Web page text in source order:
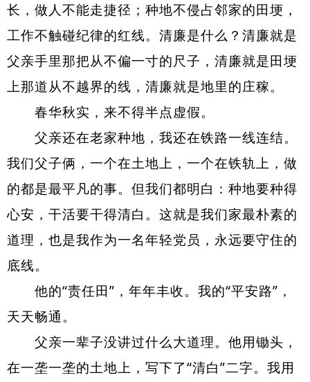
长，做人不能走捷径；种地不侵占邻家的田埂，
工作不触碰纪律的红线。清廉是什么？清廉就是
父亲手里那把从不偏一寸的尺子，清廉就是田埂
上那道从不越界的线，清廉就是地里的庄稼。
春华秋实，来不得半点虚假。
父亲还在老家种地，我还在铁路一线连结。
我们父子俩，一个在土地上，一个在铁轨上，做
的都是最平凡的事。但我们都明白：种地要种得
心安，干活要干得清白。这就是我们家最朴素的
道理，也是我作为一名年轻党员，永远要守住的
底线。
他的“责任田”，年年丰收。我的“平安路”，
天天畅通。
父亲一辈子没讲过什么大道理。他用锄头，
在一垄一垄的土地上，写下了“清白”二字。我用